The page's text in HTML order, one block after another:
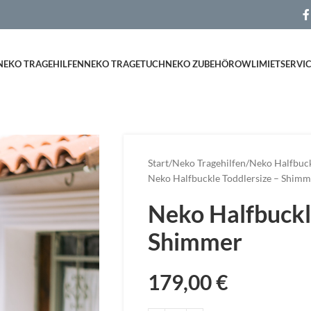
TRAGEHILFENNEKO TRAGETUCHNEKO ZUBEHÖROWLI
Start Neko Tragehilfen Neko
Neko Halfbuckle Toddlersize –
Neko
Shimmer
179,00€